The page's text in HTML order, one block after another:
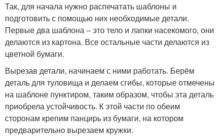
Так, для начала нужно распечатать шаблоны и
подготовить с помощью них необходимые детали.
Первые два шаблона – это тело и лапки насекомого, они
делаются из картона. Все остальные части делаются из
цветной бумаги.
Вырезав детали, начинаем с ними работать. Берём
деталь для туловища и делаем сгибы, которые отмечены
на шаблоне пунктиром, таким образом, чтобы эта деталь
приобрела устойчивость. К этой части по обеим
сторонам крепим панцирь из бумаги, на котором
предварительно вырезаем кружки.